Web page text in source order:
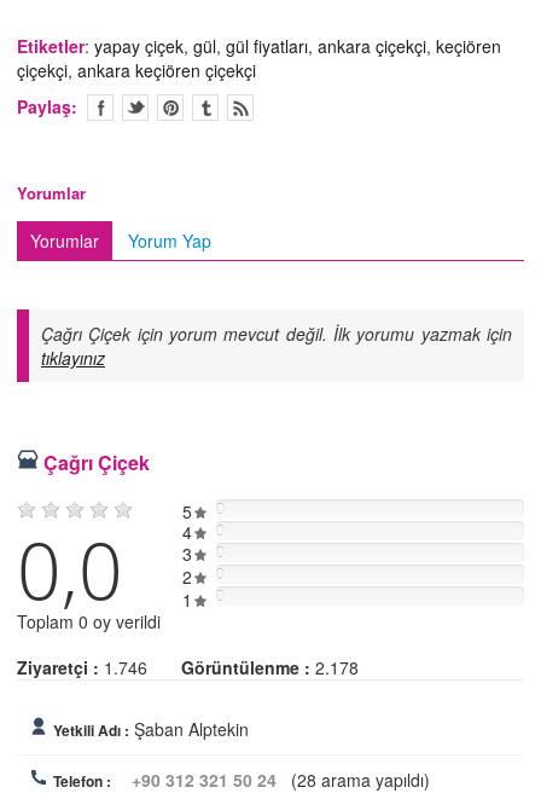
Etiketler: yapay çiçek, gül, gül fiyatları, ankara çiçekçi, keçiören
çiçekçi, ankara keçiören çiçekçi
Paylaş:
Yorumlar
Yorumlar Yorum Yap
Çağrı Çiçek için yorum mevcut değil. İlk yorumu yazmak için
tıklayınız
Çağrı Çiçek
0,0
Toplam 0 oy verildi
5 0
4 0
3 0
2 0
1 0
Ziyaretçi : 1.746 Görüntülenme : 2.178
Yetkili Adı : Şaban Alptekin
Telefon : +90 312 321 50 24 (28 arama yapıldı)